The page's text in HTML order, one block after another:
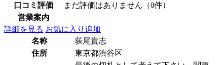
口コミ評価
まだ評価はありません（0件）
営業案内
詳細を見る お気に入り追加
名称
荻尾貴志
住所
東京都渋谷区